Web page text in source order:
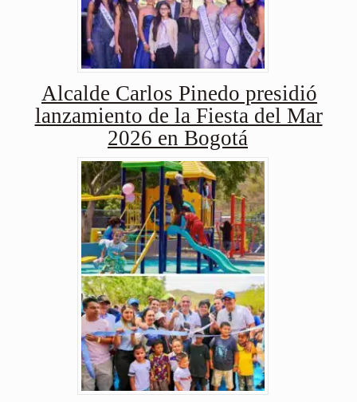
Alcalde Carlos Pinedo presidió
lanzamiento de la Fiesta del Mar
2026 en Bogotá